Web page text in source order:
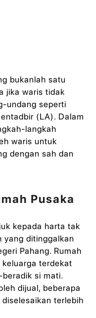
bukanlah satu
jika waris tidak
undang seperti
(LA). Dalam
langkah
waris untuk
dengan sah dan
Pusaka
kepada harta tak
yang ditinggalkan
Pahang. Rumah
terdekat
si mati.
dijual, beberapa
terlebih